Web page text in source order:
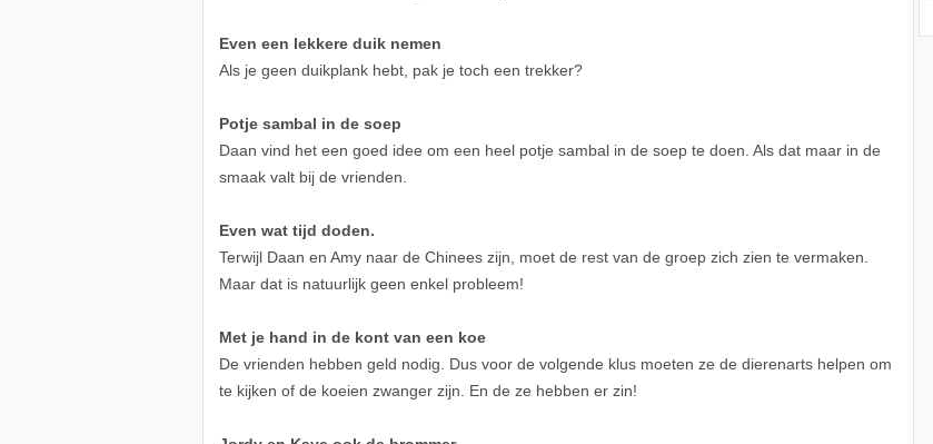
Even een lekkere duik nemen
Als je geen duikplank hebt, pak je toch een trekker?
Potje sambal in de soep
Daan vind het een goed idee om een heel potje sambal in de soep te doen. Als dat maar in de
smaak valt bij de vrienden.
Even wat tijd doden.
Terwijl Daan en Amy naar de Chinees zijn, moet de rest van de groep zich zien te vermaken.
Maar dat is natuurlijk geen enkel probleem!
Met je hand in de kont van een koe
De vrienden hebben geld nodig. Dus voor de volgende klus moeten ze de dierenarts helpen om
te kijken of de koeien zwanger zijn. En de ze hebben er zin!